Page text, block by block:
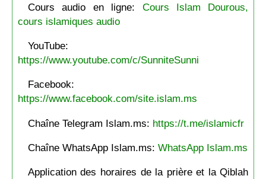
Cours audio en ligne: Cours Islam Dourous,
cours islamiques audio
YouTube:
https://www.youtube.com/c/SunniteSunni
Facebook:
https://www.facebook.com/site.islam.ms
Chaîne Telegram Islam.ms: https://t.me/islamicfr
Chaîne WhatsApp Islam.ms: WhatsApp Islam.ms
Application des horaires de la prière et la Qiblah